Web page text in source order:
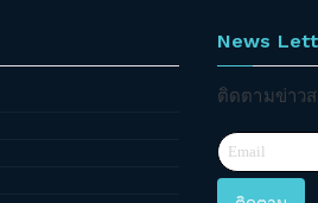
News
ติดตามข่าวส